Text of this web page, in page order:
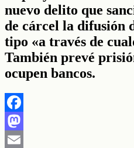
nuevo delito que
de cárcel la difusión
tipo «a través de
También prevé
ocupen bancos.
Facebook
Mastodon